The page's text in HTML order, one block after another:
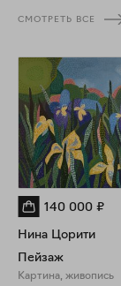
СМОТРЕТЬ ВСЕ
140 000 ₽
Нина Цорити
Пейзаж
Картина, живопись